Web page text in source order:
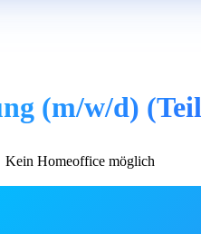
(m/w/d)
Kein Homeoffice möglich